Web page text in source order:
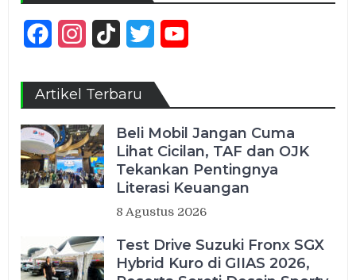
FacebookInstagram
TikTok Twitter
Artikel Terbaru
Beli Mobil Jangan Cuma
Lihat Cicilan, TAF dan OJK
Tekankan Pentingnya
Literasi Keuangan
8 Agustus 2026
Test Drive Suzuki Fronx SGX
Hybrid Kuro di GIIAS 2026,